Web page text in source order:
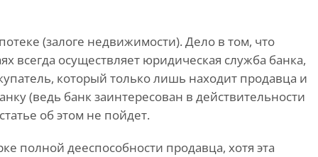
(залоге недвижимости). Дело в том, что
всегда осуществляет юридическая служба банка,
который только лишь находит продавца и
(ведь банк заинтересован в действительности
об этом не пойдет.
полной дееспособности продавца, хотя эта